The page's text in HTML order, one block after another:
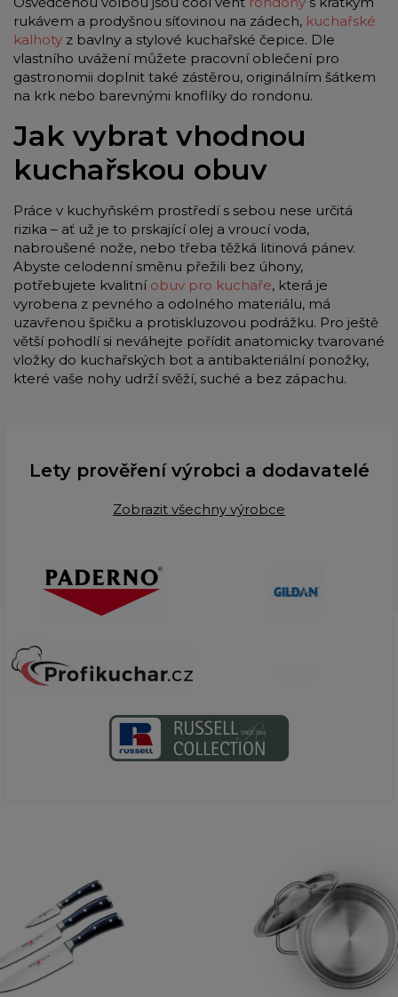
rukávem a prodyšnou síťovinou na zádech, kuchařské
kalhoty z bavlny a stylové kuchařské čepice. Dle
vlastního uvážení můžete pracovní oblečení pro
gastronomii doplnit také zástěrou, originálním šátkem
na krk nebo barevnými knoflíky do rondonu.
Jak vybrat vhodnou
kuchařskou obuv
Práce v kuchyňském prostředí s sebou nese určitá
rizika – ať už je to prskající olej a vroucí voda,
nabroušené nože, nebo třeba těžká litinová pánev.
Abyste celodenní směnu přežili bez úhony,
potřebujete kvalitní obuv pro kuchaře, která je
vyrobena z pevného a odolného materiálu, má
uzavřenou špičku a protiskluzovou podrážku. Pro ještě
větší pohodlí si neváhejte pořídit anatomicky tvarované
vložky do kuchařských bot a antibakteriální ponožky,
které vaše nohy udrží svěží, suché a bez zápachu.
Lety prověření výrobci a dodavatelé
Zobrazit všechny výrobce